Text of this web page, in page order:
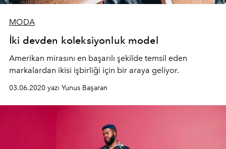
MODA
İki devden koleksiyonluk model
Amerikan mirasını en başarılı şekilde temsil eden
markalardan ikisi işbirliği için bir araya geliyor.
03.06.2020 yazı Yunus Başaran